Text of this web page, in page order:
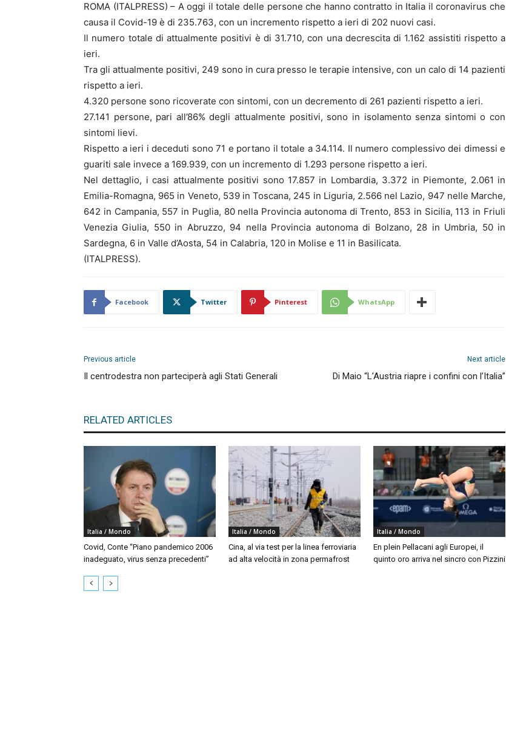
ROMA (ITALPRESS) – A oggi il totale delle persone che hanno contratto in Italia il coronavirus che
causa il Covid-19 è di 235.763, con un incremento rispetto a ieri di 202 nuovi casi.
Il numero totale di attualmente positivi è di 31.710, con una decrescita di 1.162 assistiti rispetto a
ieri.
Tra gli attualmente positivi, 249 sono in cura presso le terapie intensive, con un calo di 14 pazienti
rispetto a ieri.
4.320 persone sono ricoverate con sintomi, con un decremento di 261 pazienti rispetto a ieri.
27.141 persone, pari all’86% degli attualmente positivi, sono in isolamento senza sintomi o con
sintomi lievi.
Rispetto a ieri i deceduti sono 71 e portano il totale a 34.114. Il numero complessivo dei dimessi e
guariti sale invece a 169.939, con un incremento di 1.293 persone rispetto a ieri.
Nel dettaglio, i casi attualmente positivi sono 17.857 in Lombardia, 3.372 in Piemonte, 2.061 in
Emilia-Romagna, 965 in Veneto, 539 in Toscana, 245 in Liguria, 2.566 nel Lazio, 947 nelle Marche,
642 in Campania, 557 in Puglia, 80 nella Provincia autonoma di Trento, 853 in Sicilia, 113 in Friuli
Venezia Giulia, 550 in Abruzzo, 94 nella Provincia autonoma di Bolzano, 28 in Umbria, 50 in
Sardegna, 6 in Valle d’Aosta, 54 in Calabria, 120 in Molise e 11 in Basilicata.
(ITALPRESS).
Facebook Twitter Pinterest WhatsApp
Previous article
Il centrodestra non parteciperà agli Stati Generali
Next article
Di Maio “L’Austria riapre i confini con l’Italia”
RELATED ARTICLES
Italia / Mondo
Covid, Conte “Piano pandemico 2006
inadeguato, virus senza precedenti”
Italia / Mondo
Cina, al via test per la linea ferroviaria
ad alta velocità in zona permafrost
Italia / Mondo
En plein Pellacani agli Europei, il
quinto oro arriva nel sincro con Pizzini